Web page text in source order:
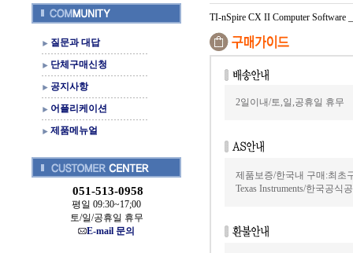
질문과 대답
단체구매신청
공지사항
어플리케이션
제품메뉴얼
051-513-0958
평일 09:30~17;00
토/일/공휴일 휴무
E-mail 문의
TI-nSpire CX II Computer Software
2일이내/토,일,공휴일 휴무
제품보증/한국내 구매:최초
Texas Instruments/한국공식